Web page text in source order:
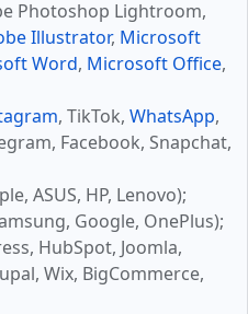
Photoshop Lightroom,
Illustrator, Microsoft
Word, Microsoft Office,
, TikTok, WhatsApp,
Facebook, Snapchat,
ASUS, HP, Lenovo);
Google, OnePlus);
HubSpot, Joomla,
Wix, BigCommerce,